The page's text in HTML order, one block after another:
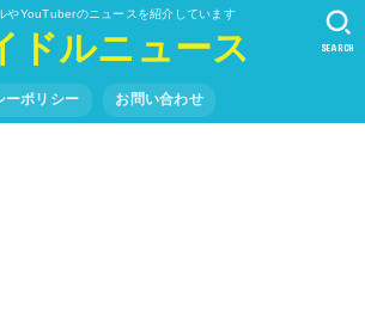
やYouTuberのニュースを紹介しています
ドルニュース
ーポリシー お問い合わせ
SEARCH